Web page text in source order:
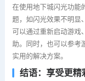
在使用地下城闪光功能
题，如闪光效果不明显
可以通过重新启动游戏
助。同时，也可以参考
实用的解决方案。
结语：享受更精